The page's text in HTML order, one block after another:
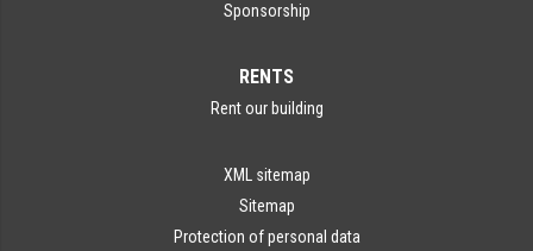
Sponsorship
RENTS
Rent our building
XML sitemap
Sitemap
Protection of personal data